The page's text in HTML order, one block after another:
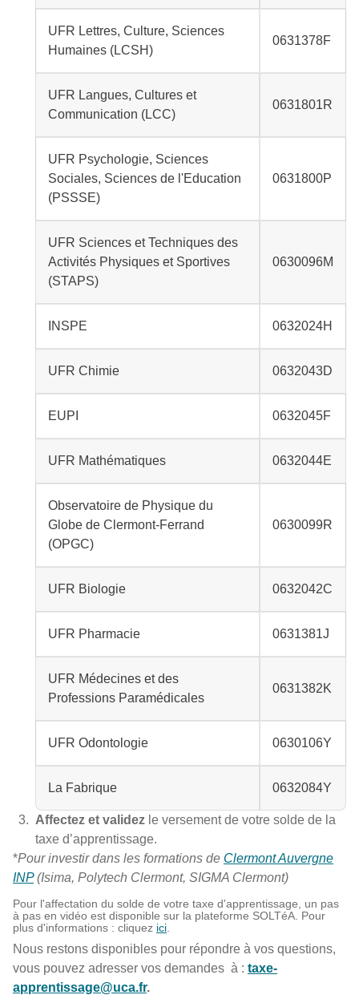
UFR Lettres, Culture, Sciences
Humaines (LCSH)
0631378F
UFR Langues, Cultures et
Communication (LCC)
0631801R
UFR Psychologie, Sciences
Sociales, Sciences de l'Education
(PSSSE)
0631800P
UFR Sciences et Techniques des
Activités Physiques et Sportives
(STAPS)
0630096M
INSPE 0632024H
UFR Chimie 0632043D
EUPI 0632045F
UFR Mathématiques 0632044E
Observatoire de Physique du
Globe de Clermont-Ferrand
(OPGC)
0630099R
UFR Biologie 0632042C
UFR Pharmacie 0631381J
UFR Médecines et des
Professions Paramédicales
0631382K
UFR Odontologie 0630106Y
La Fabrique 0632084Y
Affectez et validez le versement de votre solde de la
taxe d’apprentissage.
*Pour investir dans les formations de Clermont Auvergne
INP(Isima, Polytech Clermont, SIGMA Clermont)
Pour l'affectation du solde de votre taxe d'apprentissage, un pas
à pas en vidéo est disponible sur la plateforme SOLTéA. Pour
plus d'informations : cliquez ici.
Nous restons disponibles pour répondre à vos questions,
vous pouvez adresser vos demandes à : taxe-
apprentissage@uca.fr.